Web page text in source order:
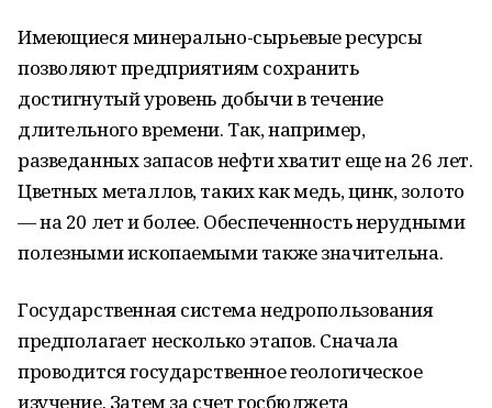
Имеющиеся минерально-сырьевые ресурсы
позволяют предприятиям сохранить
достигнутый уровень добычи в течение
длительного времени. Так, например,
разведанных запасов нефти хватит еще на 26 лет.
Цветных металлов, таких как медь, цинк, золото
— на 20 лет и более. Обеспеченность нерудными
полезными ископаемыми также значительна.
Государственная система недропользования
предполагает несколько этапов. Сначала
проводится государственное геологическое
изучение. Затем за счет госбюджета